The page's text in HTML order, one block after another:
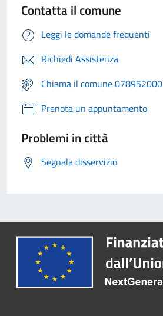
Contatta il comune
Leggi le domande frequenti
Richiedi Assistenza
Chiama il comune 078952000
Prenota un appuntamento
Problemi in città
Segnala disservizio